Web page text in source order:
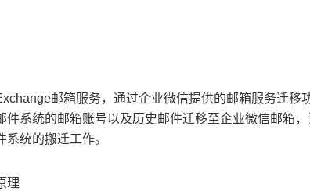
邮箱服务，通过企业微信提供的邮箱服务迁移
件系统的邮箱账号以及历史邮件迁移至企业微信邮箱
系统的搬迁工作。
理